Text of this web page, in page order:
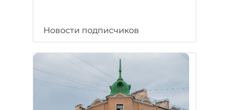
Новости подписчиков